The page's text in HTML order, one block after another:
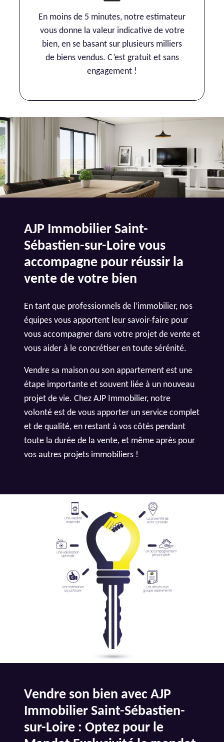
En moins de 5 minutes, notre estimateur
vous donne la valeur indicative de votre
bien, en se basant sur plusieurs milliers
de biens vendus. C’est gratuit et sans
engagement !
AJP Immobilier Saint-
Sébastien-sur-Loire vous
accompagne pour réussir la
vente de votre bien
En tant que professionnels de l’immobilier, nos
équipes vous apportent leur savoir-faire pour
vous accompagner dans votre projet de vente et
vous aider à le concrétiser en toute sérénité.
Vendre sa maison ou son appartement est une
étape importante et souvent liée à un nouveau
projet de vie. Chez AJP Immobilier, notre
volonté est de vous apporter un service complet
et de qualité, en restant à vos côtés pendant
toute la durée de la vente, et même après pour
vos autres projets immobiliers !
Vendre son bien avec AJP
Immobilier Saint-Sébastien-
sur-Loire : Optez pour le